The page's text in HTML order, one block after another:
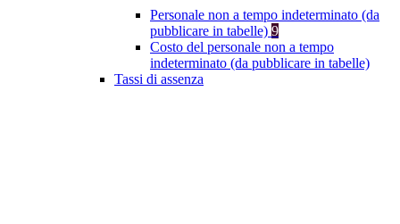
Personale non a tempo indeterminato (da
pubblicare in tabelle) 9
Costo del personale non a tempo
indeterminato (da pubblicare in tabelle)
Tassi di assenza